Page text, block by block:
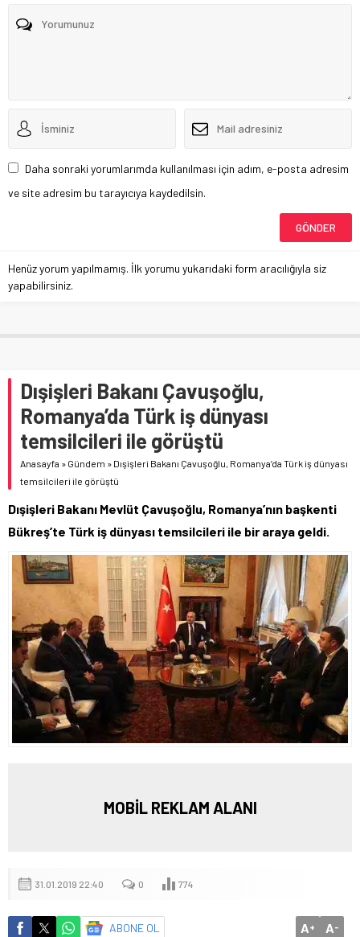
Daha sonraki yorumlarımda kullanılması için adım, e-posta adresim
ve site adresim bu tarayıcıya kaydedilsin.
Henüz yorum yapılmamış. İlk yorumu yukarıdaki form aracılığıyla siz
yapabilirsiniz.
Dışişleri Bakanı Çavuşoğlu,
Romanya’da Türk iş dünyası
temsilcileri ile görüştü
Anasayfa » Gündem » Dışişleri Bakanı Çavuşoğlu, Romanya’da Türk iş dünyası
temsilcileri ile görüştü
Dışişleri Bakanı Mevlüt Çavuşoğlu, Romanya’nın başkenti
Bükreş’te Türk iş dünyası temsilcileri ile bir araya geldi.
MOBİL REKLAM ALANI
31.01.2019 22:40 0 774
ABONE OL A+ A-